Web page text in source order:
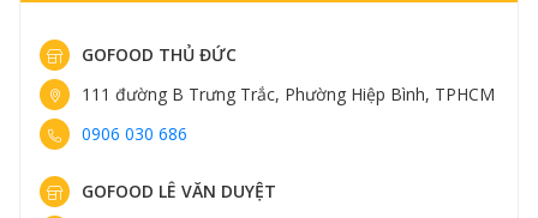
GOFOOD THỦ ĐỨC
111 đường B Trưng Trắc, Phường Hiệp Bình, TPHCM
0906 030 686
GOFOOD LÊ VĂN DUYỆT